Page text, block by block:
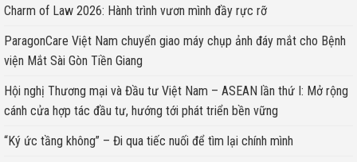
Charm of Law 2026: Hành trình vươn mình đầy rực rỡ
ParagonCare Việt Nam chuyển giao máy chụp ảnh đáy mắt cho Bệnh
viện Mắt Sài Gòn Tiền Giang
Hội nghị Thương mại và Đầu tư Việt Nam – ASEAN lần thứ I: Mở rộng
cánh cửa hợp tác đầu tư, hướng tới phát triển bền vững
“Ký ức tầng không” – Đi qua tiếc nuối để tìm lại chính mình